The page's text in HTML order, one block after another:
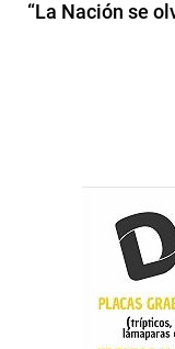
“La Nación se